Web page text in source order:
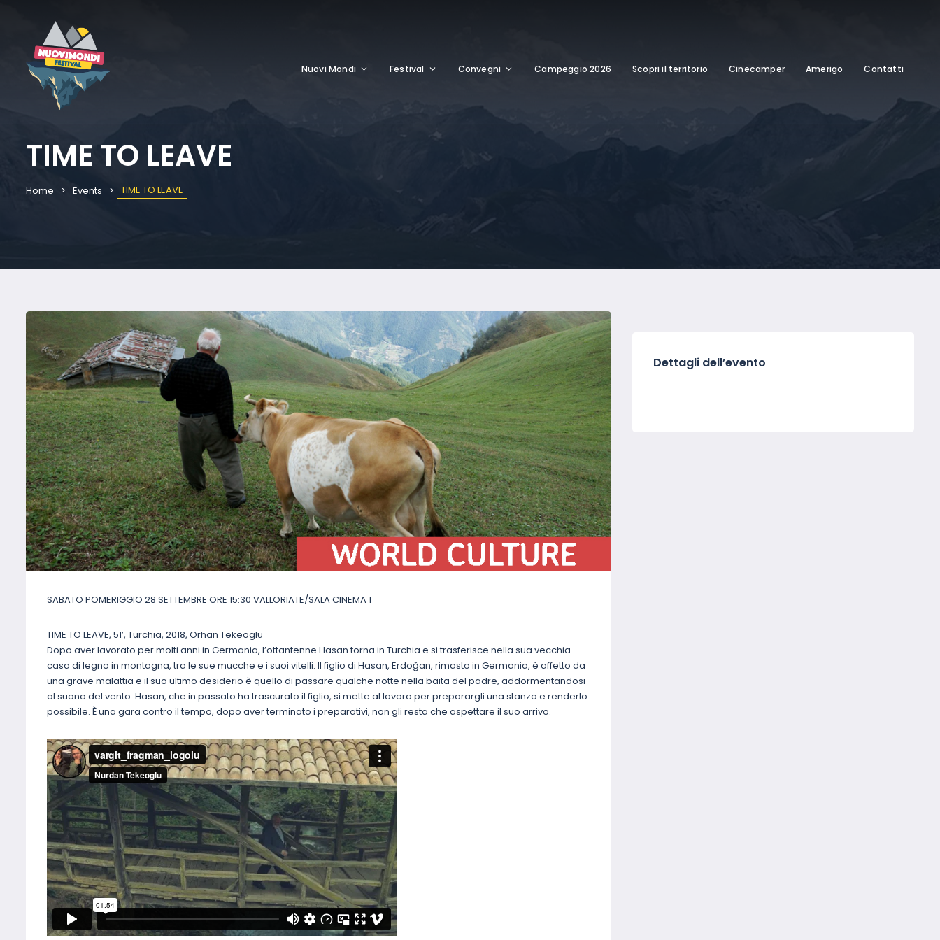
Nuovi Mondi Festival Convegni Campeggio 2026 Scopri il territorio Cinecamper Amerigo Contatti
TIME TO LEAVE
Home Events TIME TO LEAVE
SABATO POMERIGGIO 28 SETTEMBRE ORE 15:30 VALLORIATE/SALA CINEMA 1
TIME TO LEAVE, 51’, Turchia, 2018, Orhan Tekeoglu
Dopo aver lavorato per molti anni in Germania, l’ottantenne Hasan torna in Turchia e si trasferisce nella sua vecchia
casa di legno in montagna, tra le sue mucche e i suoi vitelli. Il figlio di Hasan, Erdoğan, rimasto in Germania, è affetto da
una grave malattia e il suo ultimo desiderio è quello di passare qualche notte nella baita del padre, addormentandosi
al suono del vento. Hasan, che in passato ha trascurato il figlio, si mette al lavoro per preparargli una stanza e renderlo
possibile. È una gara contro il tempo, dopo aver terminato i preparativi, non gli resta che aspettare il suo arrivo.
Dettagli dell’evento